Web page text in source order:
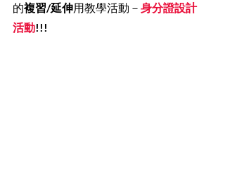
的複習/延伸用教學活動－ 身分證設計
活動!!!